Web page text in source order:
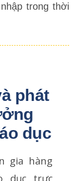
trong thời
phát
dục
gia hàng